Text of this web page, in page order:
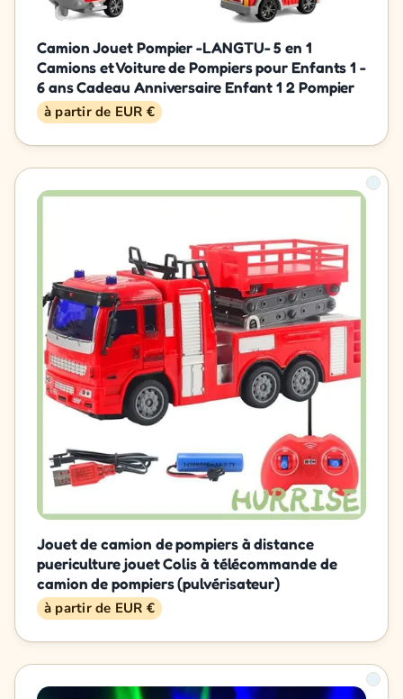
Camion Jouet Pompier -LANGTU- 5 en 1
Camions et Voiture de Pompiers pour Enfants 1 -
6 ans Cadeau Anniversaire Enfant 1 2 Pompier
à partir de EUR €
Jouet de camion de pompiers à distance
puericulture jouet Colis à télécommande de
camion de pompiers (pulvérisateur)
à partir de EUR €